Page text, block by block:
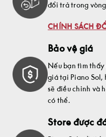
đổi trả trong
CHÍNH SÁCH
Bảo vệ giá
Nếu bạn tìm thấy
giá tại Piano Sol,
sẽ điều chỉnh và
có thể.
Store được